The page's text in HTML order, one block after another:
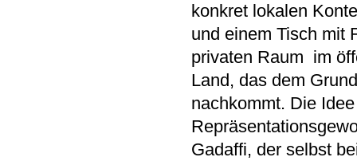
konkret lokalen
und einem Tisch mit
privaten Raum im
Land, das dem
nachkommt. Die
Gadaffi, der selbst